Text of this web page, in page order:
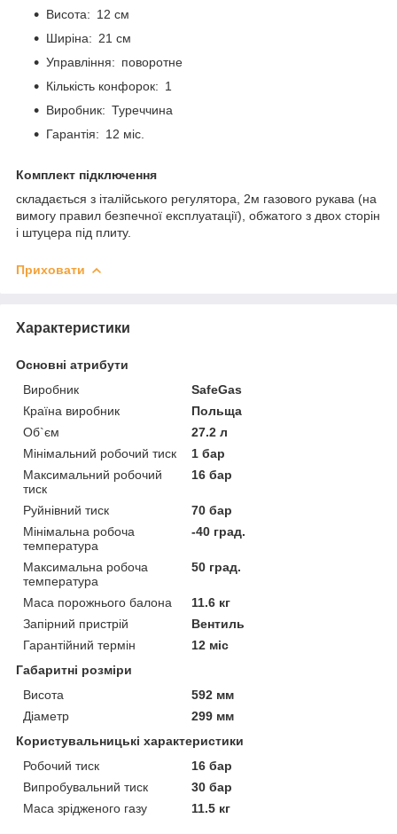
Висота: 12 см
Ширіна: 21 см
Управління: поворотне
Кількість конфорок: 1
Виробник: Туреччина
Гарантія: 12 міс.
Комплект підключення
складається з італійського регулятора, 2м газового рукава (на
вимогу правил безпечної експлуатації), обжатого з двох сторін
і штуцера під плиту.
Приховати
Характеристики
Основні атрибути
Виробник
SafeGas
Країна виробник
Польща
Об`єм
27.2 л
Мінімальний робочий тиск
1 бар
Максимальний робочий
тиск
16 бар
Руйнівний тиск
70 бар
Мінімальна робоча
температура
-40 град.
Максимальна робоча
температура
50 град.
Маса порожнього балона
11.6 кг
Запірний пристрій
Вентиль
Гарантійний термін
12 міс
Габаритні розміри
Висота
592 мм
Діаметр
299 мм
Користувальницькі характеристики
Робочий тиск
16 бар
Випробувальний тиск
30 бар
Маса зрідженого газу
11.5 кг